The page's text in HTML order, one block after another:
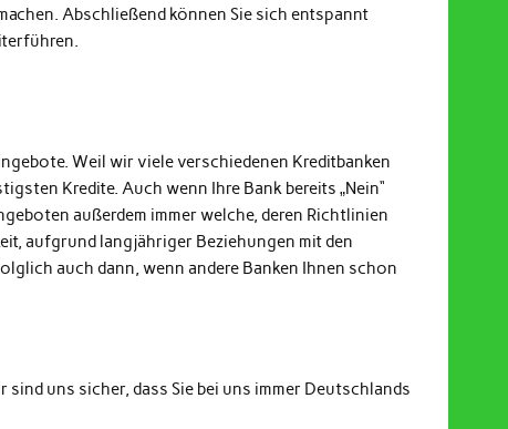
Abschließend können Sie sich entspannt
Weil wir viele verschiedenen Kreditbanken
Kredite. Auch wenn Ihre Bank bereits „Nein“
außerdem immer welche, deren Richtlinien
aufgrund langjähriger Beziehungen mit den
auch dann, wenn andere Banken Ihnen schon
uns sicher, dass Sie bei uns immer Deutschlands